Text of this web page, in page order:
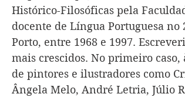
Histórico-Filosóficas pela
docente de Língua Portuguesa
Porto, entre 1968 e 1997.
mais crescidos. No primeiro
de pintores e ilustradores como
Ângela Melo, André Letria, Júlio